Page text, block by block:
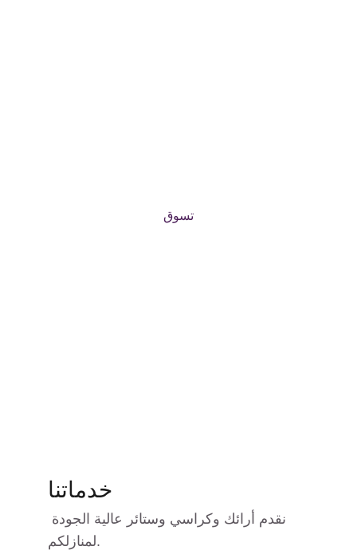
تسوق
خدماتنا
نقدم أرائك وكراسي وستائر عالية الجودة
لمنازلكم.